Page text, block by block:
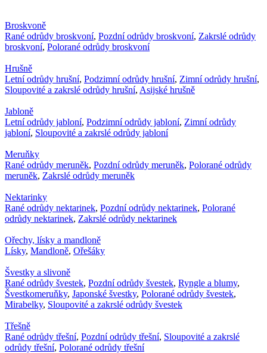
Broskvoně
Rané odrůdy broskvoní, Pozdní odrůdy broskvoní, Zakrslé odrůdy
broskvoní, Polorané odrůdy broskvoní
Hrušně
Letní odrůdy hrušní, Podzimní odrůdy hrušní, Zimní odrůdy hrušní,
Sloupovité a zakrslé odrůdy hrušní, Asijské hrušně
Jabloně
Letní odrůdy jabloní, Podzimní odrůdy jabloní, Zimní odrůdy
jabloní, Sloupovité a zakrslé odrůdy jabloní
Meruňky
Rané odrůdy meruněk, Pozdní odrůdy meruněk, Polorané odrůdy
meruněk, Zakrslé odrůdy meruněk
Nektarinky
Rané odrůdy nektarinek, Pozdní odrůdy nektarinek, Polorané
odrůdy nektarinek, Zakrslé odrůdy nektarinek
Ořechy, lísky a mandloně
Lísky, Mandloně, Ořešáky
Švestky a slivoně
Rané odrůdy švestek, Pozdní odrůdy švestek, Ryngle a blumy,
Švestkomeruňky, Japonské švestky, Polorané odrůdy švestek,
Mirabelky, Sloupovité a zakrslé odrůdy švestek
Třešně
Rané odrůdy třešní, Pozdní odrůdy třešní, Sloupovité a zakrslé
odrůdy třešní, Polorané odrůdy třešní